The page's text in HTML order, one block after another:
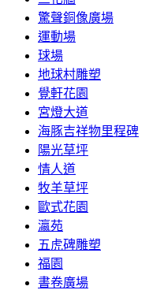
驚聲銅像廣場
運動場
球場
地球村雕塑
覺軒花園
宮燈大道
海豚吉祥物里程碑
陽光草坪
情人道
牧羊草坪
歐式花園
瀛苑
五虎碑雕塑
福園
書卷廣場